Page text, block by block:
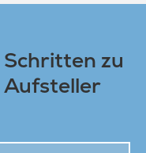
Schritten zu